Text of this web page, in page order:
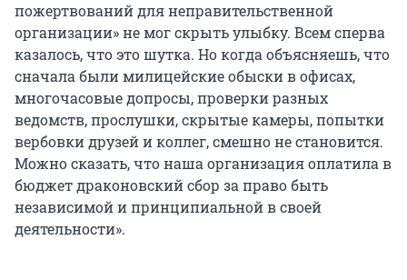
пожертвований для неправительственной
организации» не мог скрыть улыбку. Всем сперва
казалось, что это шутка. Но когда объясняешь, что
сначала были милицейские обыски в офисах,
многочасовые допросы, проверки разных
ведомств, прослушки, скрытые камеры, попытки
вербовки друзей и коллег, смешно не становится.
Можно сказать, что наша организация оплатила в
бюджет драконовский сбор за право быть
независимой и принципиальной в своей
деятельности».